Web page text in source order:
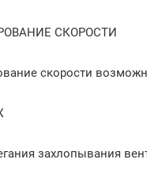
СКОРОСТИ
скорости
захлопывания